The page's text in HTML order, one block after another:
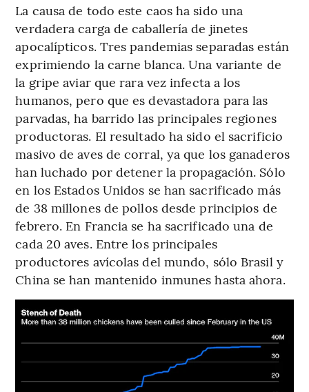
La causa de todo este caos ha sido una
verdadera carga de caballería de jinetes
apocalípticos. Tres pandemias separadas están
exprimiendo la carne blanca. Una variante de
la gripe aviar que rara vez infecta a los
humanos, pero que es devastadora para las
parvadas, ha barrido las principales regiones
productoras. El resultado ha sido el sacrificio
masivo de aves de corral, ya que los ganaderos
han luchado por detener la propagación. Sólo
en los Estados Unidos se han sacrificado más
de 38 millones de pollos desde principios de
febrero. En Francia se ha sacrificado una de
cada 20 aves. Entre los principales
productores avícolas del mundo, sólo Brasil y
China se han mantenido inmunes hasta ahora.